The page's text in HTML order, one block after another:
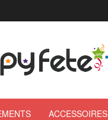
ACCESSOIRES